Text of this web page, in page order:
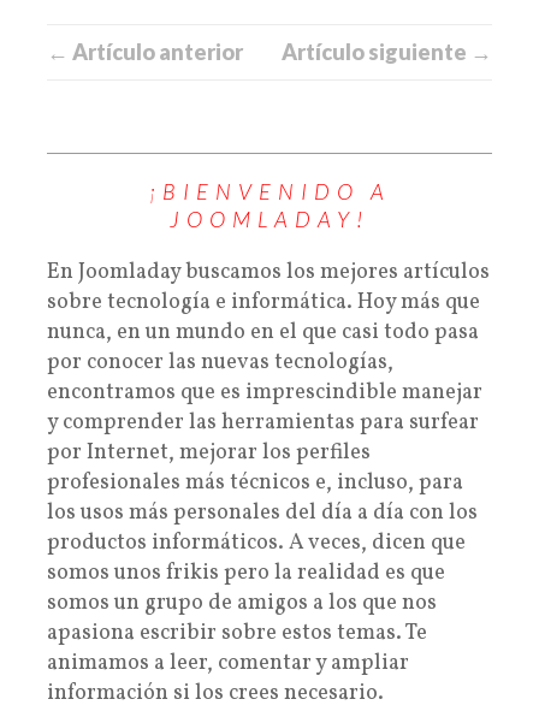
← Artículo anterior Artículo siguiente →
¡BIENVENIDO A
JOOMLADAY!
En Joomladay buscamos los mejores artículos
sobre tecnología e informática. Hoy más que
nunca, en un mundo en el que casi todo pasa
por conocer las nuevas tecnologías,
encontramos que es imprescindible manejar
y comprender las herramientas para surfear
por Internet, mejorar los perfiles
profesionales más técnicos e, incluso, para
los usos más personales del día a día con los
productos informáticos. A veces, dicen que
somos unos frikis pero la realidad es que
somos un grupo de amigos a los que nos
apasiona escribir sobre estos temas. Te
animamos a leer, comentar y ampliar
información si los crees necesario.